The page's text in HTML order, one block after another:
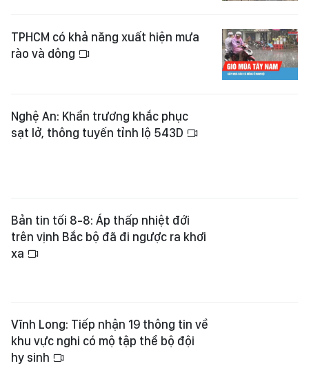
TPHCM có khả năng xuất hiện mưa
rào và dông
Nghệ An: Khẩn trương khắc phục
sạt lở, thông tuyến tỉnh lộ 543D
Bản tin tối 8-8: Áp thấp nhiệt đới
trên vịnh Bắc bộ đã đi ngược ra khơi
xa
khu vực nghi có mộ tập thể bộ đội
hy sinh